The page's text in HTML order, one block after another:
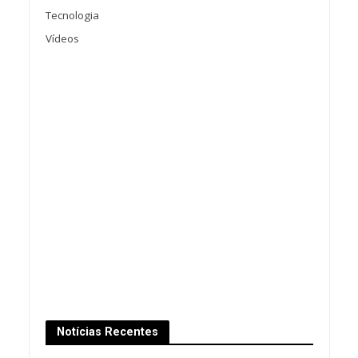
Tecnologia
Vídeos
Notícias Recentes